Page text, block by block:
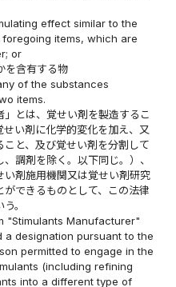
effect similar to the
items, which are
or
を含有する物
of the substances
items.
とは、覚せい剤を製造するこ
い剤に化学的変化を加え、又
と、及び覚せい剤を分割して
調剤を除く。以下同じ。）、
剤施用機関又は覚せい剤研究
できるものとして、この法律
。
"Stimulants Manufacturer"
designation pursuant to the
permitted to engage in the
(including refining
into a different type of